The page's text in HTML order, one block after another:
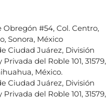
Obregón #54, Col. Centro,
Sonora, México
Ciudad Juárez, División
del Roble 101, 31579,
México.
Ciudad Juárez, División
del Roble 101, 31579,